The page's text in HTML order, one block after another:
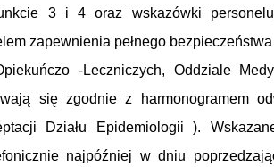
3 i 4 oraz wskazówki
zapewnienia pełnego
-Leczniczych, Oddziale
się zgodnie z harmonogramem
Działu Epidemiologii ).
najpóźniej w dniu